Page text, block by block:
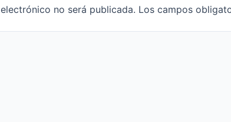
no será publicada. Los campos